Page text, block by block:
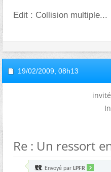
Edit : Collision multiple...
19/02/2009, 08h13
Re : Un ressort
Envoyé par LPFR